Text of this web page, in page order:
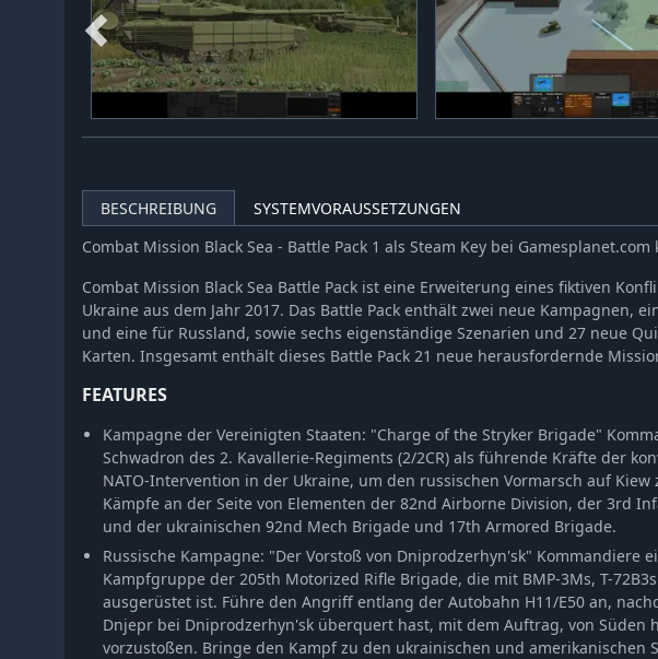
BESCHREIBUNG
SYSTEMVORAUSSETZUNGEN
Combat Mission Black Sea - Battle Pack 1 als Steam Key bei Gamesplanet.com
Combat Mission Black Sea Battle Pack ist eine Erweiterung eines fiktiven
Ukraine aus dem Jahr 2017. Das Battle Pack enthält zwei neue Kampagnen,
und eine für Russland, sowie sechs eigenständige Szenarien und 27 neue
Karten. Insgesamt enthält dieses Battle Pack 21 neue herausfordernde
FEATURES
Kampagne der Vereinigten Staaten: "Charge of the Stryker Brigade"
Schwadron des 2. Kavallerie-Regiments (2/2CR) als führende Kräfte der
NATO-Intervention in der Ukraine, um den russischen Vormarsch auf Kiew
Kämpfe an der Seite von Elementen der 82nd Airborne Division, der 3rd
und der ukrainischen 92nd Mech Brigade und 17th Armored Brigade.
Russische Kampagne: "Der Vorstoß von Dniprodzerhyn'sk" Kommandiere
Kampfgruppe der 205th Motorized Rifle Brigade, die mit BMP-3Ms, T-
ausgerüstet ist. Führe den Angriff entlang der Autobahn H11/E50 an,
Dnjepr bei Dniprodzerhyn'sk überquert hast, mit dem Auftrag, von Süden
vorzustoßen. Bringe den Kampf zu den ukrainischen und amerikanischen